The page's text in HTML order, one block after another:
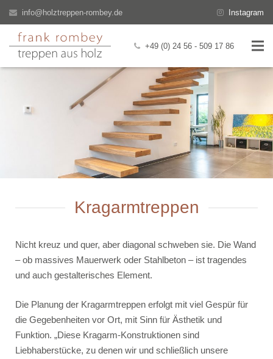
info@holztreppen-rombey.de Instagram
+49 (0) 24 56 - 509 17 86
Über uns
Kragarmtreppen
Nicht kreuz und quer, aber diagonal schweben sie. Die Wand
– ob massives Mauerwerk oder Stahlbeton – ist tragendes
und auch gestalterisches Element.
Die Planung der Kragarmtreppen erfolgt mit viel Gespür für
die Gegebenheiten vor Ort, mit Sinn für Ästhetik und
Funktion. „Diese Kragarm-Konstruktionen sind
Liebhaberstücke, zu denen wir und schließlich unsere